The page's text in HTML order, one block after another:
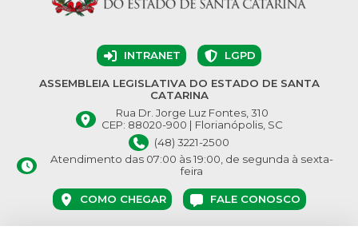
INTRANET LGPD
ASSEMBLEIA LEGISLATIVA DO ESTADO DE SANTA
CATARINA
Rua Dr. Jorge Luz Fontes, 310
CEP: 88020-900 | Florianópolis, SC
(48) 3221-2500
Atendimento das 07:00 às 19:00, de segunda à sexta-
feira
COMO CHEGAR FALE CONOSCO